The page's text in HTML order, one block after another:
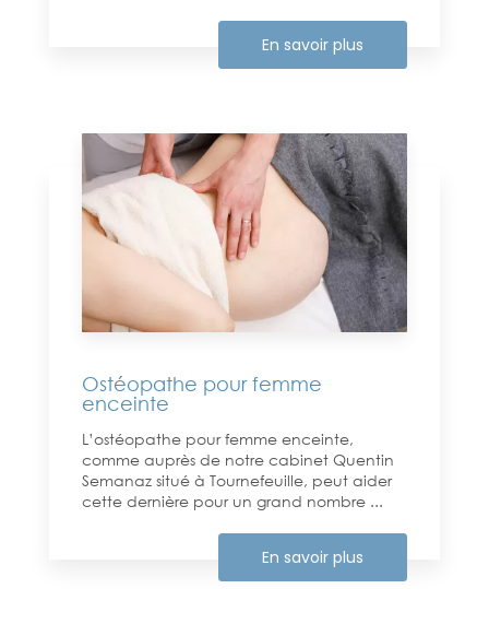
En savoir plus
Ostéopathe pour femme
enceinte
L’ostéopathe pour femme enceinte,
comme auprès de notre cabinet Quentin
Semanaz situé à Tournefeuille, peut aider
cette dernière pour un grand nombre ...
En savoir plus